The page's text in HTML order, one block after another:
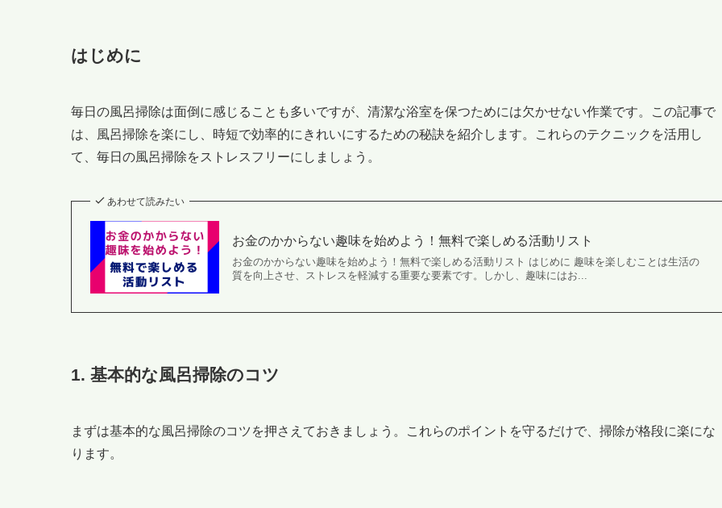
はじめに
毎日の風呂掃除は面倒に感じることも多いですが、清潔な浴室を保つためには欠かせない作業です。この記事で
は、風呂掃除を楽にし、時短で効率的にきれいにするための秘訣を紹介します。これらのテクニックを活用し
て、毎日の風呂掃除をストレスフリーにしましょう。
あわせて読みたい
お金のかからない趣味を始めよう！無料で楽しめる活動リスト
お金のかからない趣味を始めよう！無料で楽しめる活動リスト はじめに 趣味を楽しむことは生活の
質を向上させ、ストレスを軽減する重要な要素です。しかし、趣味にはお...
1. 基本的な風呂掃除のコツ
まずは基本的な風呂掃除のコツを押さえておきましょう。これらのポイントを守るだけで、掃除が格段に楽にな
ります。